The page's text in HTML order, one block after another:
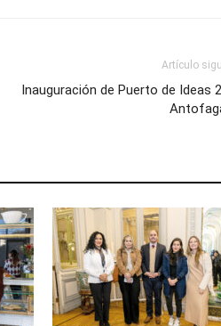
Artículo
Inauguración de Puerto de Ideas